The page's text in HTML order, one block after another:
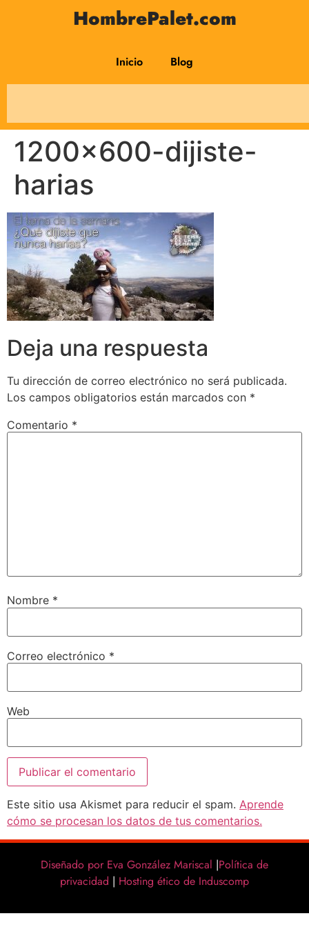
HombrePalet.com
Inicio Blog
1200×600-dijiste-
harias
Deja una respuesta
Tu dirección de correo electrónico no será publicada.
Los campos obligatorios están marcados con *
Comentario *
Nombre *
Correo electrónico *
Web
Este sitio usa Akismet para reducir el spam. Aprende
cómo se procesan los datos de tus comentarios.
Diseñado por Eva González Mariscal |Política de
privacidad | Hosting ético de Induscomp